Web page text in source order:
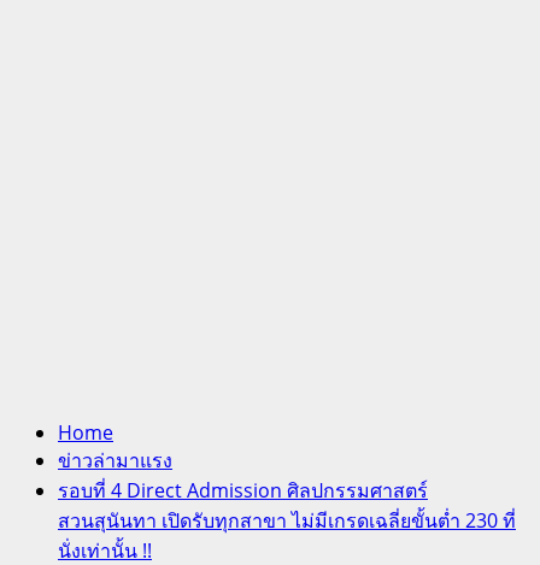
Home
ข่าวล่ามาแรง
รอบที่ 4 Direct Admission ศิลปกรรมศาสตร์
สวนสุนันทา เปิดรับทุกสาขา ไม่มีเกรดเฉลี่ยขั้นต่ำ 230 ที่
นั่งเท่านั้น !!